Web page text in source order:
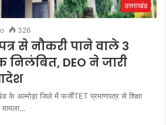
उत्तराखंड
326
से नौकरी पाने वाले 3
DEO ने जारी
के अल्मोड़ा जिले में फर्जीTET प्रमाणपत्र से ​शिक्षा
मामला…